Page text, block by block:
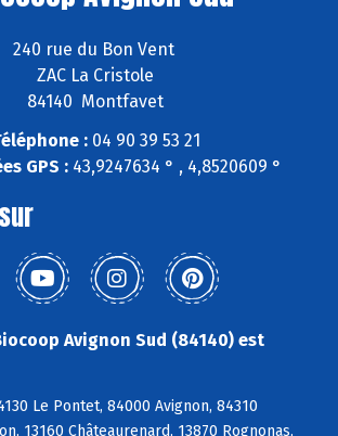
240 rue du Bon Vent
ZAC La Cristole
84140 Montfavet
:04 90 39 53 21
GPS :43,9247634 ° , 4,8520609 °
Avignon Sud (84140) est
Le Pontet, 84000 Avignon, 84310
13160 Châteaurenard, 13870 Rognonas,